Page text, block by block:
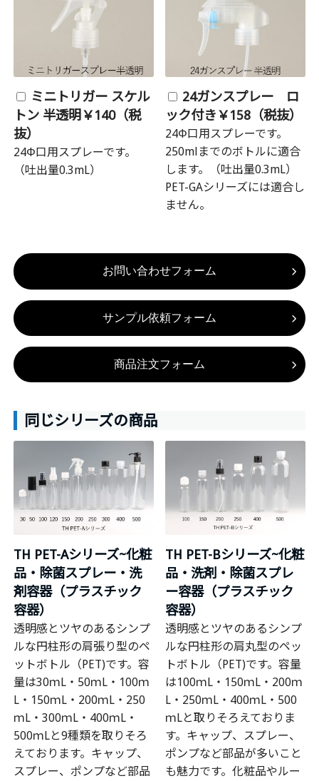
ミニトリガー スケル
トン 半透明￥140（税
抜）
24Φ口用スプレーです。
（吐出量0.3mL）
24ガンスプレー ロ
ック付き￥158（税抜）
24Φ口用スプレーです。
250mlまでのボトルに適合
します。（吐出量0.3mL）
PET-GAシリーズには適合し
ません。
同じシリーズの商品
TH PET-Aシリーズ~化粧
品・除菌スプレー・洗
剤容器（プラスチック
容器）
透明感とツヤのあるシンプ
ルな円柱形の肩張り型のペ
ットボトル（PET)です。容
量は30ｍL・50ｍL・100ｍ
L・150ｍL・200ｍL・250
ｍL・300ｍL・400ｍL・
500ｍLと9種類を取りそろ
えております。キャップ、
スプレー、ポンプなど部品
TH PET-Bシリーズ~化粧
品・洗剤・除菌スプレ
ー容器（プラスチック
容器）
透明感とツヤのあるシンプ
ルな円柱形の肩丸型のペッ
トボトル（PET)です。容量
は100ｍL・150ｍL・200ｍ
L・250ｍL・400ｍL・500
ｍLと取りそろえておりま
す。キャップ、スプレー、
ポンプなど部品が多いこと
も魅力です。化粧品やルー